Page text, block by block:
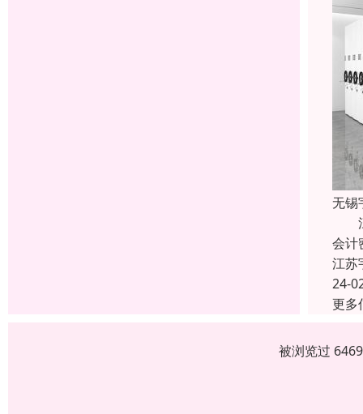
无锡
江
会
江苏
24-
更多
被浏览过